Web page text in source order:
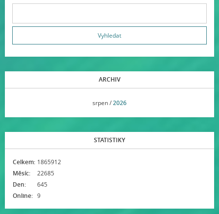
ARCHIV
srpen /2026
STATISTIKY
Online: 9
Celkem: 1865912
Měsíc:
22685
Den:
645